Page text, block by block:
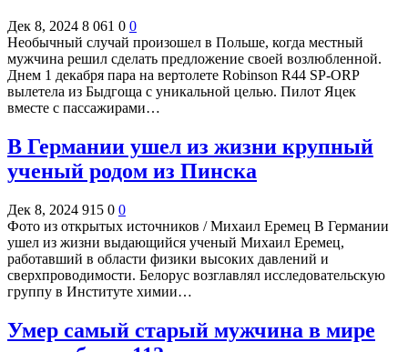
Дек 8, 2024 8 061 0 0
Необычный случай произошел в Польше, когда местный
мужчина решил сделать предложение своей возлюбленной.
Днем 1 декабря пара на вертолете Robinson R44 SP-ORP
вылетела из Быдгоща с уникальной целью. Пилот Яцек
вместе с пассажирами…
В Германии ушел из жизни крупный
ученый родом из Пинска
Дек 8, 2024 915 0 0
Фото из открытых источников / Михаил Еремец В Германии
ушел из жизни выдающийся ученый Михаил Еремец,
работавший в области физики высоких давлений и
сверхпроводимости. Белорус возглавлял исследовательскую
группу в Институте химии…
Умер самый старый мужчина в мире